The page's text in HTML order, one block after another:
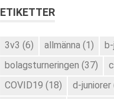
ETIKETTER
3v3 (6) allmänna (1)
bolagsturneringen (37)
COVID19 (18) d-juniorer